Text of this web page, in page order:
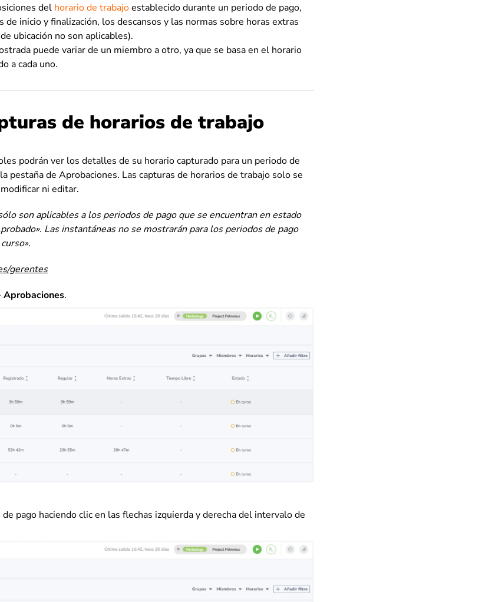
del horario de trabajoestablecido durante un periodo de pago,
de inicio y finalización, los descansos y las normas sobre horas extras
ubicación no son aplicables).
puede variar de un miembro a otro, ya que se basa en el horario
a cada uno.
de horarios de trabajo
podrán ver los detalles de su horario capturado para un periodo de
pestaña de Aprobaciones. Las capturas de horarios de trabajo solo se
ni editar.
son aplicables a los periodos de pago que se encuentran en estado
Las instantáneas no se mostrarán para los periodos de pago
gerentes
Aprobaciones.
pago haciendo clic en las flechas izquierda y derecha del intervalo de